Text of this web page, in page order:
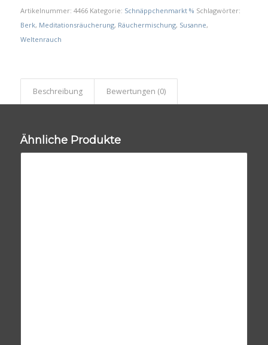
Artikelnummer: 4466 Kategorie: Schnäppchenmarkt % Schlagwörter:
Berk, Meditationsräucherung, Räuchermischung, Susanne,
Weltenrauch
Beschreibung Bewertungen (0)
Ähnliche Produkte